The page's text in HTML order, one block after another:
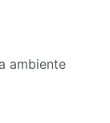
ambiente